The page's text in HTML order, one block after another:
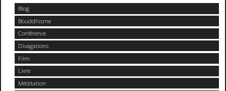
Blog
Bouddhisme
Conférence
Divagations
Film
Livre
Méditation